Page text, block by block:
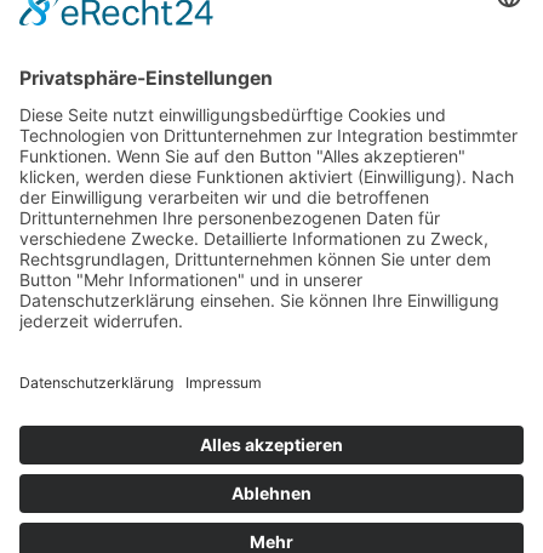
©2026 - Walter Bornmann GmbH
AEB
ALB
Sitemap
Datenschutz
Impressum